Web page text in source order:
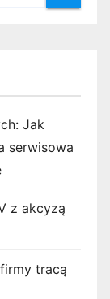
Jak
serwisowa
z akcyzą
tracą